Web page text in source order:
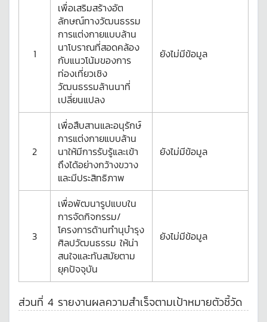
1
เพื่อเสริมสร้างอัต
ลักษณ์ทางวัฒนธรรม
การแต่งกายแบบล้าน
นาโบราณที่สอดคล้อง
กับแนวโน้มของการ
ท่องเที่ยวเชิง
วัฒนธรรมล้านนาที่
เปลี่ยนแปลง
ยังไม่มีข้อมูล
2
เพื่อสืบสานและอนุรักษ์
การแต่งกายแบบล้าน
นาให้มีการรับรู้และเข้า
ถึงได้อย่างกว้างขวาง
และมีประสิทธิภาพ
ยังไม่มีข้อมูล
3
เพื่อพัฒนารูปแบบใน
การจัดกิจกรรม/
โครงการด้านทำนุบำรุง
ศิลปวัฒนธรรม ให้น่า
สนใจและทันสมัยตาม
ยุคปัจจุบัน
ยังไม่มีข้อมูล
ส่วนที่ 4 รายงานผลความสำเร็จตามเป้าหมายตัวชี้วัด